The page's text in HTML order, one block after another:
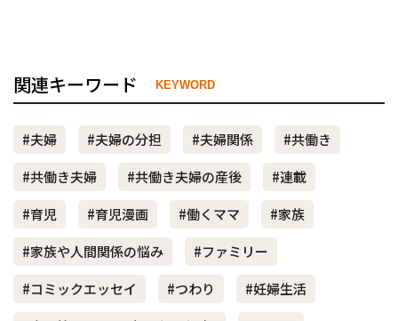
関連キーワード KEYWORD
#夫婦 #夫婦の分担 #夫婦関係
#共働き
#共働き夫婦
#共働き夫婦の産後
#連載
#育児
#育児漫画 #働くママ
#家族
#家族や人間関係の悩み
#ファミリー
#コミックエッセイ
#つわり
#妊婦生活